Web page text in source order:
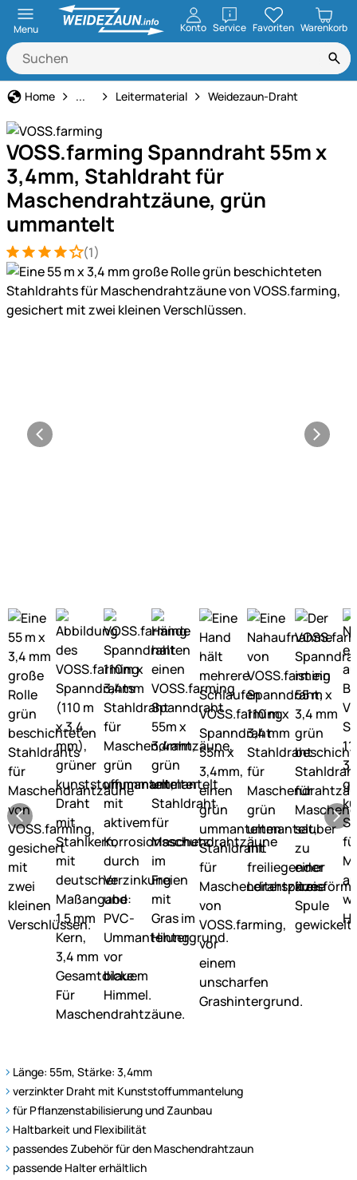
Menu Konto ServiceöffnenFavoriten Warenkorb
Home Weidezaun
... Leitermaterial Weidezaun-Draht
VOSS.farming Spanndraht 55m x
3,4mm, Stahldraht für
Maschendrahtzäune, grün
ummantelt
Bewertung: 4 von 5 (1 Bewertungen)
1 Bewertung(1)
Produktgalerie
Länge: 55m, Stärke: 3,4mm
verzinkter Draht mit Kunststoffummantelung
für Pflanzenstabilisierung und Zaunbau
Haltbarkeit und Flexibilität
passendes Zubehör für den Maschendrahtzaun
passende Halter erhältlich